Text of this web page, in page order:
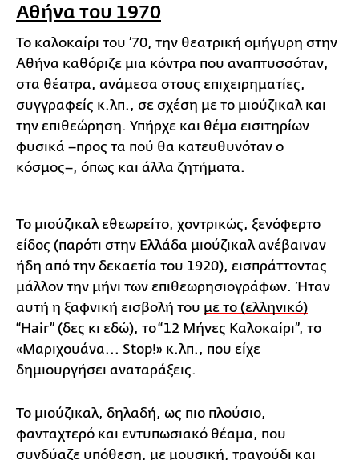
Αθήνα του 1970
Το καλοκαίρι του ’70, την θεατρική ομήγυρη στην
Αθήνα καθόριζε μια κόντρα που αναπτυσσόταν,
στα θέατρα, ανάμεσα στους επιχειρηματίες,
συγγραφείς κ.λπ., σε σχέση με το μιούζικαλ και
την επιθεώρηση. Υπήρχε και θέμα εισιτηρίων
φυσικά –προς τα πού θα κατευθυνόταν ο
κόσμος–, όπως και άλλα ζητήματα.
Το μιούζικαλ εθεωρείτο, χοντρικώς, ξενόφερτο
είδος (παρότι στην Ελλάδα μιούζικαλ ανέβαιναν
ήδη από την δεκαετία του 1920), εισπράττοντας
μάλλον την μήνι των επιθεωρησιογράφων. Ήταν
αυτή η ξαφνική εισβολή του με το (ελληνικό)
“Hair” (δες κι εδώ), το “12 Μήνες Καλοκαίρι”, το
«Μαριχουάνα... Stop!» κ.λπ., που είχε
δημιουργήσει αναταράξεις.
Το μιούζικαλ, δηλαδή, ως πιο πλούσιο,
φανταχτερό και εντυπωσιακό θέαμα, που
συνδύαζε υπόθεση, με μουσική, τραγούδι και